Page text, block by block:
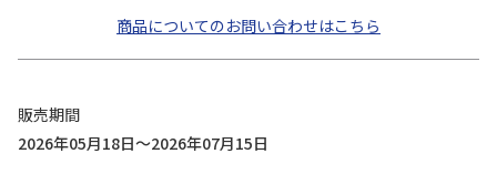
商品についてのお問い合わせはこちら
販売期間
2026年05月18日～2026年07月15日